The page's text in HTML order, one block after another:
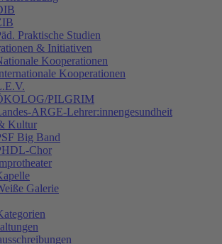
Praktische Studien
& Initiativen
Kooperationen
Kooperationen
PILGRIM
ARGE-Lehrer:innengesundheit
Kultur
Big Band
Chor
Galerie